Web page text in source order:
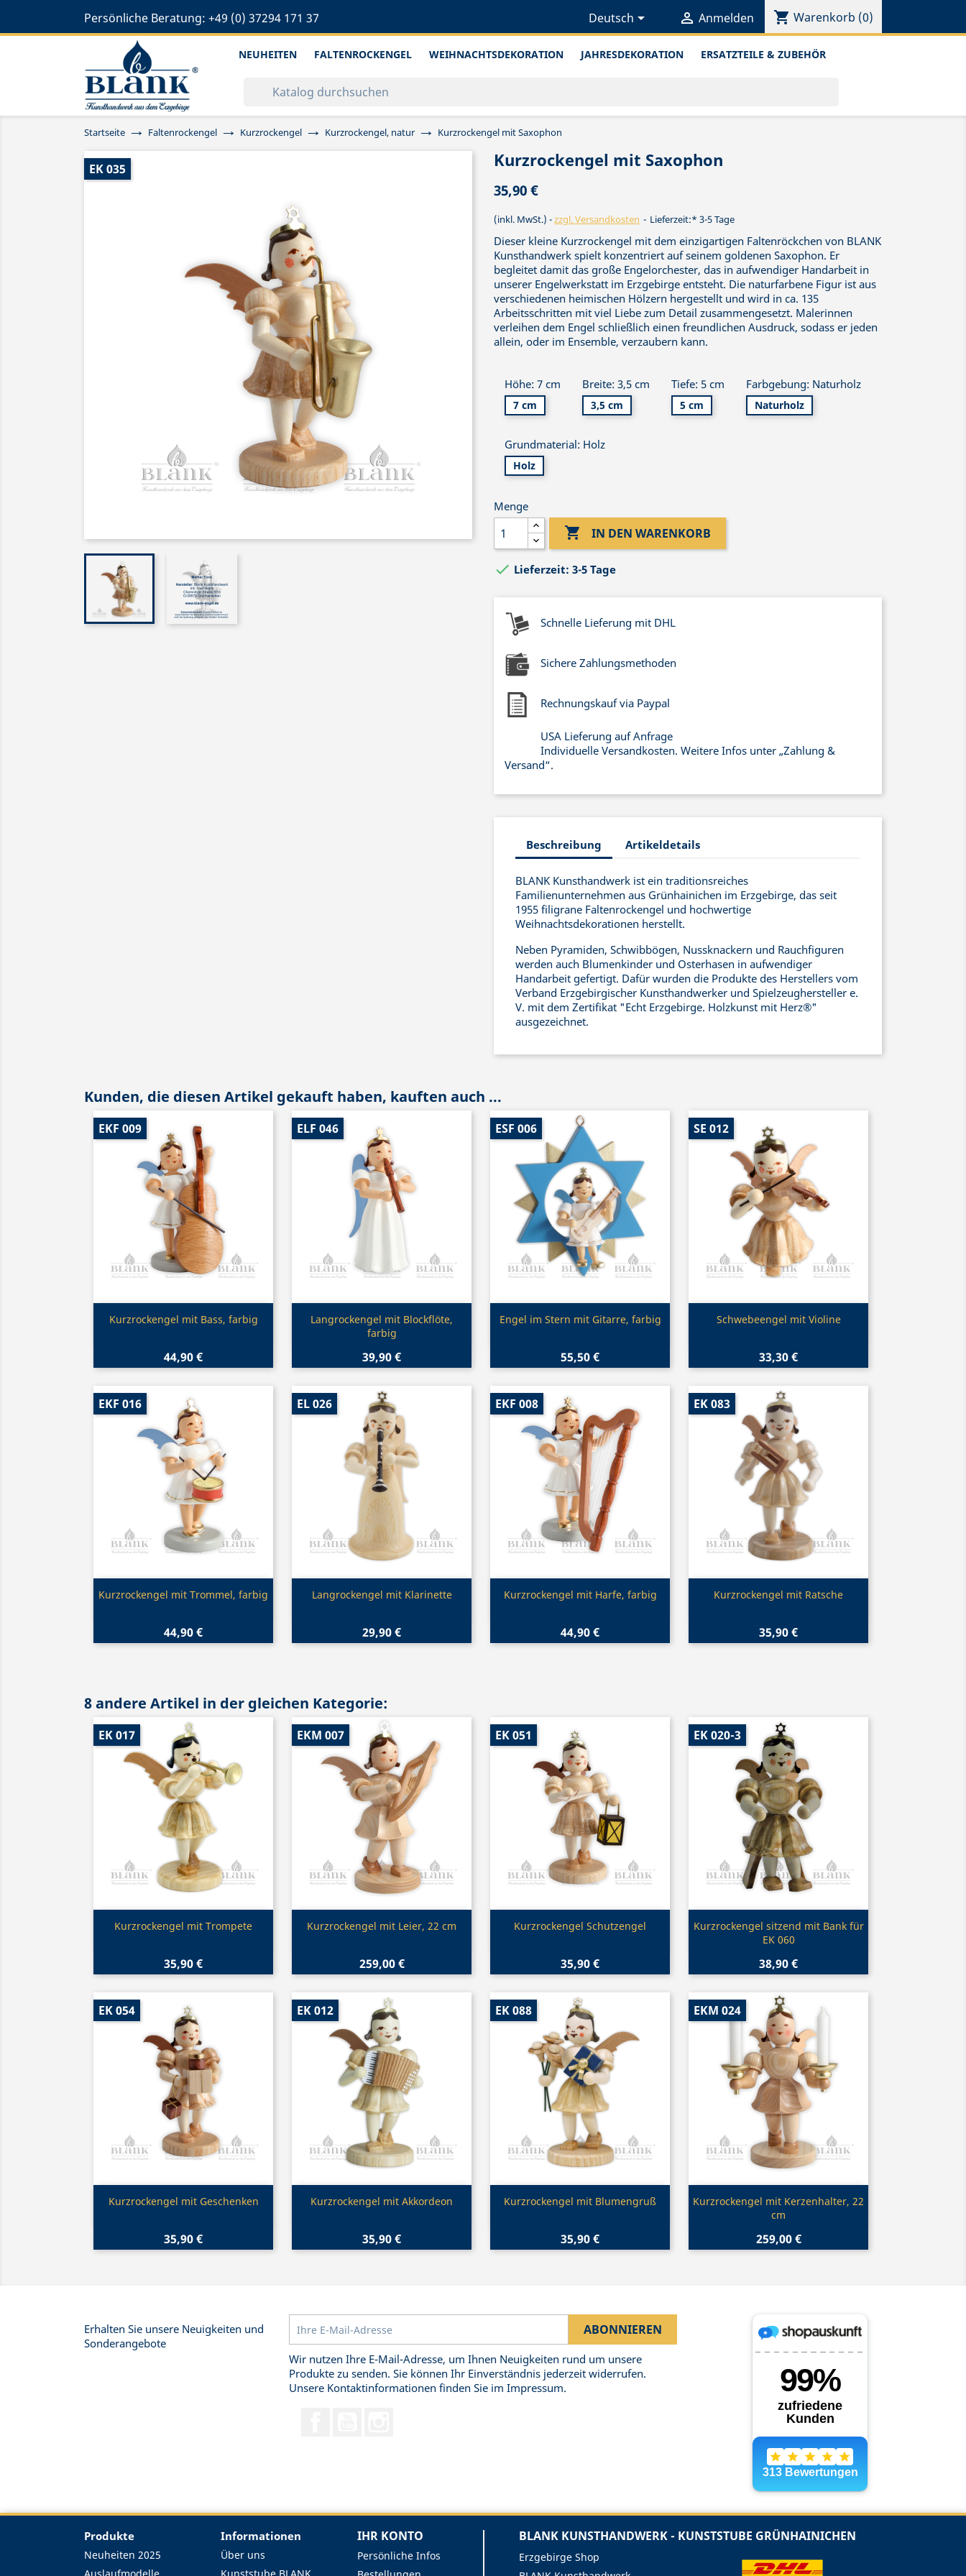
Persönliche Beratung: +49 (0) 37294 171 37 Deutsch  Anmelden shopping_cart Warenkorb (0)
NEUHEITEN FALTENROCKENGEL WEIHNACHTSDEKORATION JAHRESDEKORATION ERSATZTEILE & ZUBEHÖR
Startseite Faltenrockengel Kurzrockengel Kurzrockengel, natur Kurzrockengel mit Saxophon
EK 035 Kurzrockengel mit Saxophon
35,90 €
(inkl. MwSt.) zzgl. Versandkosten Lieferzeit:* 3-5 Tage
Dieser kleine Kurzrockengel mit dem einzigartigen Faltenröckchen von BLANK
Kunsthandwerk spielt konzentriert auf seinem goldenen Saxophon. Er
begleitet damit das große Engelorchester, das in aufwendiger Handarbeit in
unserer Engelwerkstatt im Erzgebirge entsteht. Die naturfarbene Figur ist aus
verschiedenen heimischen Hölzern hergestellt und wird in ca. 135
Arbeitsschritten mit viel Liebe zum Detail zusammengesetzt. Malerinnen
verleihen dem Engel schließlich einen freundlichen Ausdruck, sodass er jeden
allein, oder im Ensemble, verzaubern kann.
Höhe: 7 cm
7 cm
Breite: 3,5 cm
3,5 cm
Tiefe: 5 cm
5 cm
Farbgebung: Naturholz
Naturholz
Grundmaterial: Holz
Holz
Menge
 IN DEN WARENKORB
 Lieferzeit: 3-5 Tage
Schnelle Lieferung mit DHL
Sichere Zahlungsmethoden
Rechnungskauf via Paypal
USA Lieferung auf Anfrage
Individuelle Versandkosten. Weitere Infos unter „Zahlung &
Versand“.
Beschreibung Artikeldetails
BLANK Kunsthandwerk ist ein traditionsreiches
Familienunternehmen aus Grünhainichen im Erzgebirge, das seit
1955 filigrane Faltenrockengel und hochwertige
Weihnachtsdekorationen herstellt.
Neben Pyramiden, Schwibbögen, Nussknackern und Rauchfiguren
werden auch Blumenkinder und Osterhasen in aufwendiger
Handarbeit gefertigt. Dafür wurden die Produkte des Herstellers vom
Verband Erzgebirgischer Kunsthandwerker und Spielzeughersteller e.
V. mit dem Zertifikat "Echt Erzgebirge. Holzkunst mit Herz®"
ausgezeichnet.
Kunden, die diesen Artikel gekauft haben, kauften auch ...
Vorschau
Kurzrockengel mit Bass, farbig
44,90 €
EKF 009
Vorschau
Langrockengel mit Blockflöte,
farbig
39,90 €
ELF 046
Vorschau
Engel im Stern mit Gitarre, farbig
55,50 €
ESF 006
Vorschau
Schwebeengel mit Violine
33,30 €
SE 012
Vorschau
Kurzrockengel mit Trommel, farbig
44,90 €
EKF 016
Vorschau
Langrockengel mit Klarinette
29,90 €
EL 026
Vorschau
Kurzrockengel mit Harfe, farbig
44,90 €
EKF 008
Vorschau
Kurzrockengel mit Ratsche
35,90 €
EK 083
8 andere Artikel in der gleichen Kategorie:
Vorschau
Kurzrockengel mit Trompete
35,90 €
EK 017
Vorschau
Kurzrockengel mit Leier, 22 cm
259,00 €
EKM 007
Vorschau
Kurzrockengel Schutzengel
35,90 €
EK 051
Vorschau
Kurzrockengel sitzend mit Bank für
EK 060
38,90 €
EK 020-3
Vorschau
Kurzrockengel mit Geschenken
35,90 €
EK 054
Vorschau
Kurzrockengel mit Akkordeon
35,90 €
EK 012
Vorschau
Kurzrockengel mit Blumengruß
35,90 €
EK 088
Vorschau
Kurzrockengel mit Kerzenhalter, 22
cm
259,00 €
EKM 024
Erhalten Sie unsere Neuigkeiten und
Sonderangebote
Wir nutzen Ihre E-Mail-Adresse, um Ihnen Neuigkeiten rund um unsere
Produkte zu senden. Sie können Ihr Einverständnis jederzeit widerrufen.
Unsere Kontaktinformationen finden Sie im Impressum.
Produkte
Neuheiten 2025
Auslaufmodelle
Informationen
Über uns
Kunststube BLANK
IHR KONTO
Persönliche Infos
BLANK KUNSTHANDWERK - KUNSTSTUBE GRÜNHAINICHEN
Erzgebirge Shop